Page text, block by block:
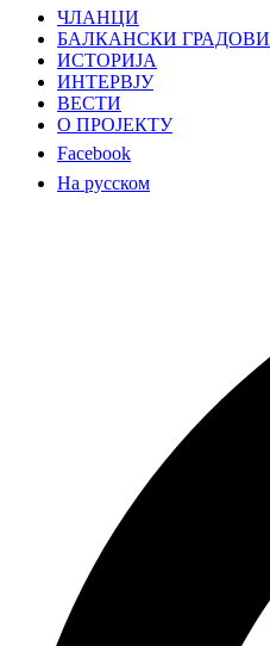
ЧЛАНЦИ
БАЛКАНСКИ ГРАДОВИ
ИСТОРИЈА
ИНТЕРВЈУ
ВЕСТИ
О ПРОЈЕКТУ
Facebook
На русском